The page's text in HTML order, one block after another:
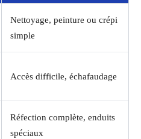
Nettoyage, peinture ou crépi
simple
Accès difficile, échafaudage
Réfection complète, enduits
spéciaux